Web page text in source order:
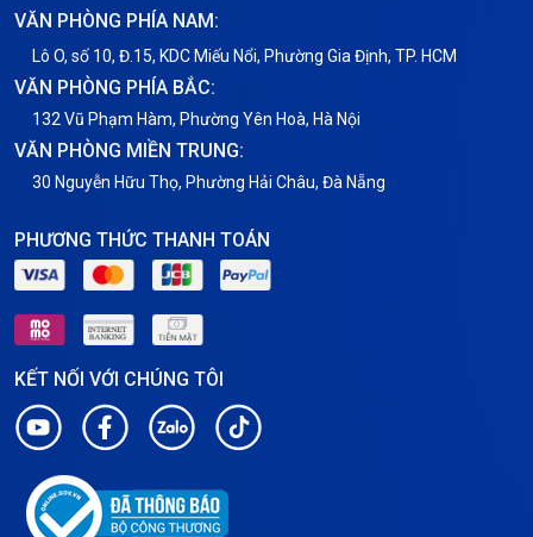
Tin tức
VĂN PHÒNG PHÍA NAM:
Lô O, số 10, Đ.15, KDC Miếu Nổi, Phường Gia Định, TP. HCM
VĂN PHÒNG PHÍA BẮC:
132 Vũ Phạm Hàm, Phường Yên Hoà, Hà Nội
VĂN PHÒNG MIỀN TRUNG:
30 Nguyễn Hữu Thọ, Phường Hải Châu, Đà Nẵng
PHƯƠNG THỨC THANH TOÁN
KẾT NỐI VỚI CHÚNG TÔI